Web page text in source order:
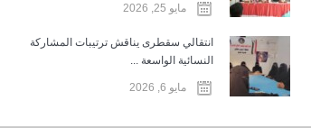
مايو 25, 2026
انتقالي سقطرى يناقش ترتيبات المشاركة
النسائية الواسعة ...
مايو 6, 2026